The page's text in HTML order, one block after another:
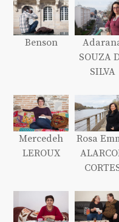
Benson
SOUZA
SILVA
Mercedeh
LEROUX
Rosa